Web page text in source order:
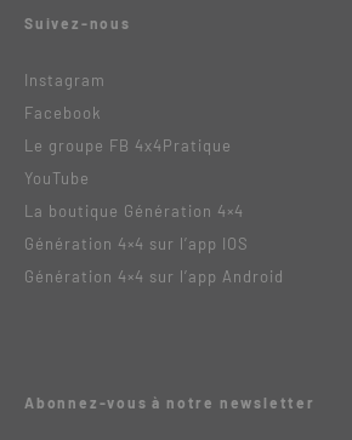
Suivez-nous
Instagram
Facebook
Le groupe FB 4x4Pratique
YouTube
La boutique Génération 4×4
Génération 4×4 sur l’app IOS
Génération 4×4 sur l’app Android
Abonnez-vous à notre newsletter